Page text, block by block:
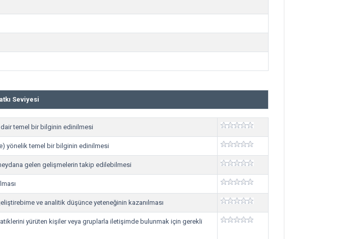
Seviyesi
temel bir bilginin edinilmesi
yönelik temel bir bilginin edinilmesi
gelen gelişmelerin takip edilebilmesi
ve analitik düşünce yeteneğinin kazanılması
yürüten kişiler veya gruplarla iletişimde bulunmak için gerekli